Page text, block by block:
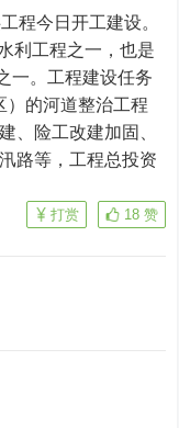
利工程之一，也是
一。工程建设任务
的河道整治工程
、险工改建加固、
路等，工程总投资
18 赞
打赏